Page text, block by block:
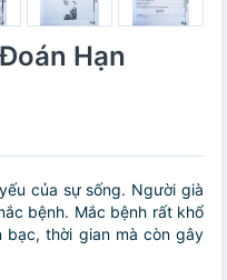
Hạn
của sự sống. Người già
bệnh. Mắc bệnh rất khổ
bạc, thời gian mà còn gây